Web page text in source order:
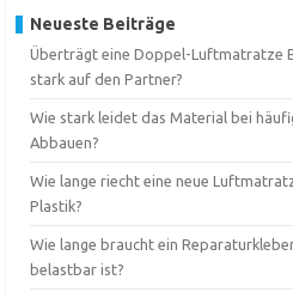
Neueste Beiträge
Überträgt eine Doppel-Luftmatratze
stark auf den Partner?
Wie stark leidet das Material bei
Abbauen?
Wie lange riecht eine neue
Plastik?
Wie lange braucht ein
belastbar ist?